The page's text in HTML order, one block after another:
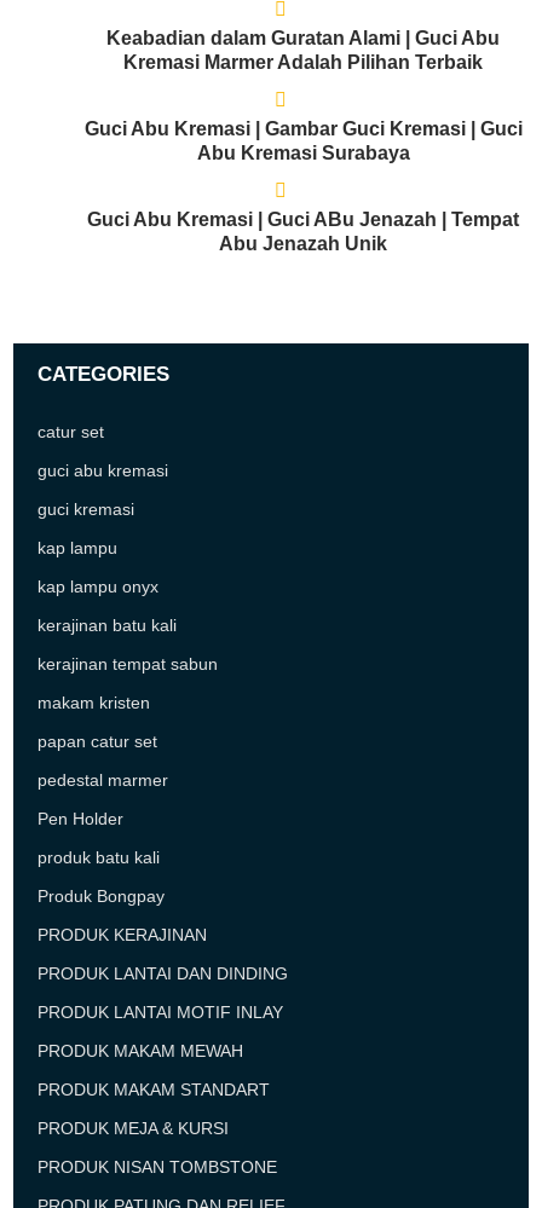
Keabadian dalam Guratan Alami | Guci Abu
Kremasi Marmer Adalah Pilihan Terbaik
Guci Abu Kremasi | Gambar Guci Kremasi | Guci
Abu Kremasi Surabaya
Guci Abu Kremasi | Guci ABu Jenazah | Tempat
Abu Jenazah Unik
CATEGORIES
catur set
guci abu kremasi
guci kremasi
kap lampu
kap lampu onyx
kerajinan batu kali
kerajinan tempat sabun
makam kristen
papan catur set
pedestal marmer
Pen Holder
produk batu kali
Produk Bongpay
PRODUK KERAJINAN
PRODUK LANTAI DAN DINDING
PRODUK LANTAI MOTIF INLAY
PRODUK MAKAM MEWAH
PRODUK MAKAM STANDART
PRODUK MEJA & KURSI
PRODUK NISAN TOMBSTONE